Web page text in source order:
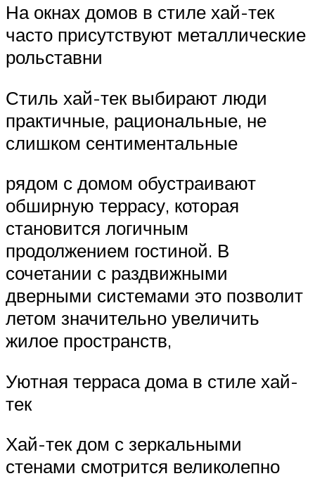
На окнах домов в стиле хай-тек
часто присутствуют металлические
рольставни
Стиль хай-тек выбирают люди
практичные, рациональные, не
слишком сентиментальные
рядом с домом обустраивают
обширную террасу, которая
становится логичным
продолжением гостиной. В
сочетании с раздвижными
дверными системами это позволит
летом значительно увеличить
жилое пространств,
Уютная терраса дома в стиле хай-
тек
Хай-тек дом с зеркальными
стенами смотрится великолепно